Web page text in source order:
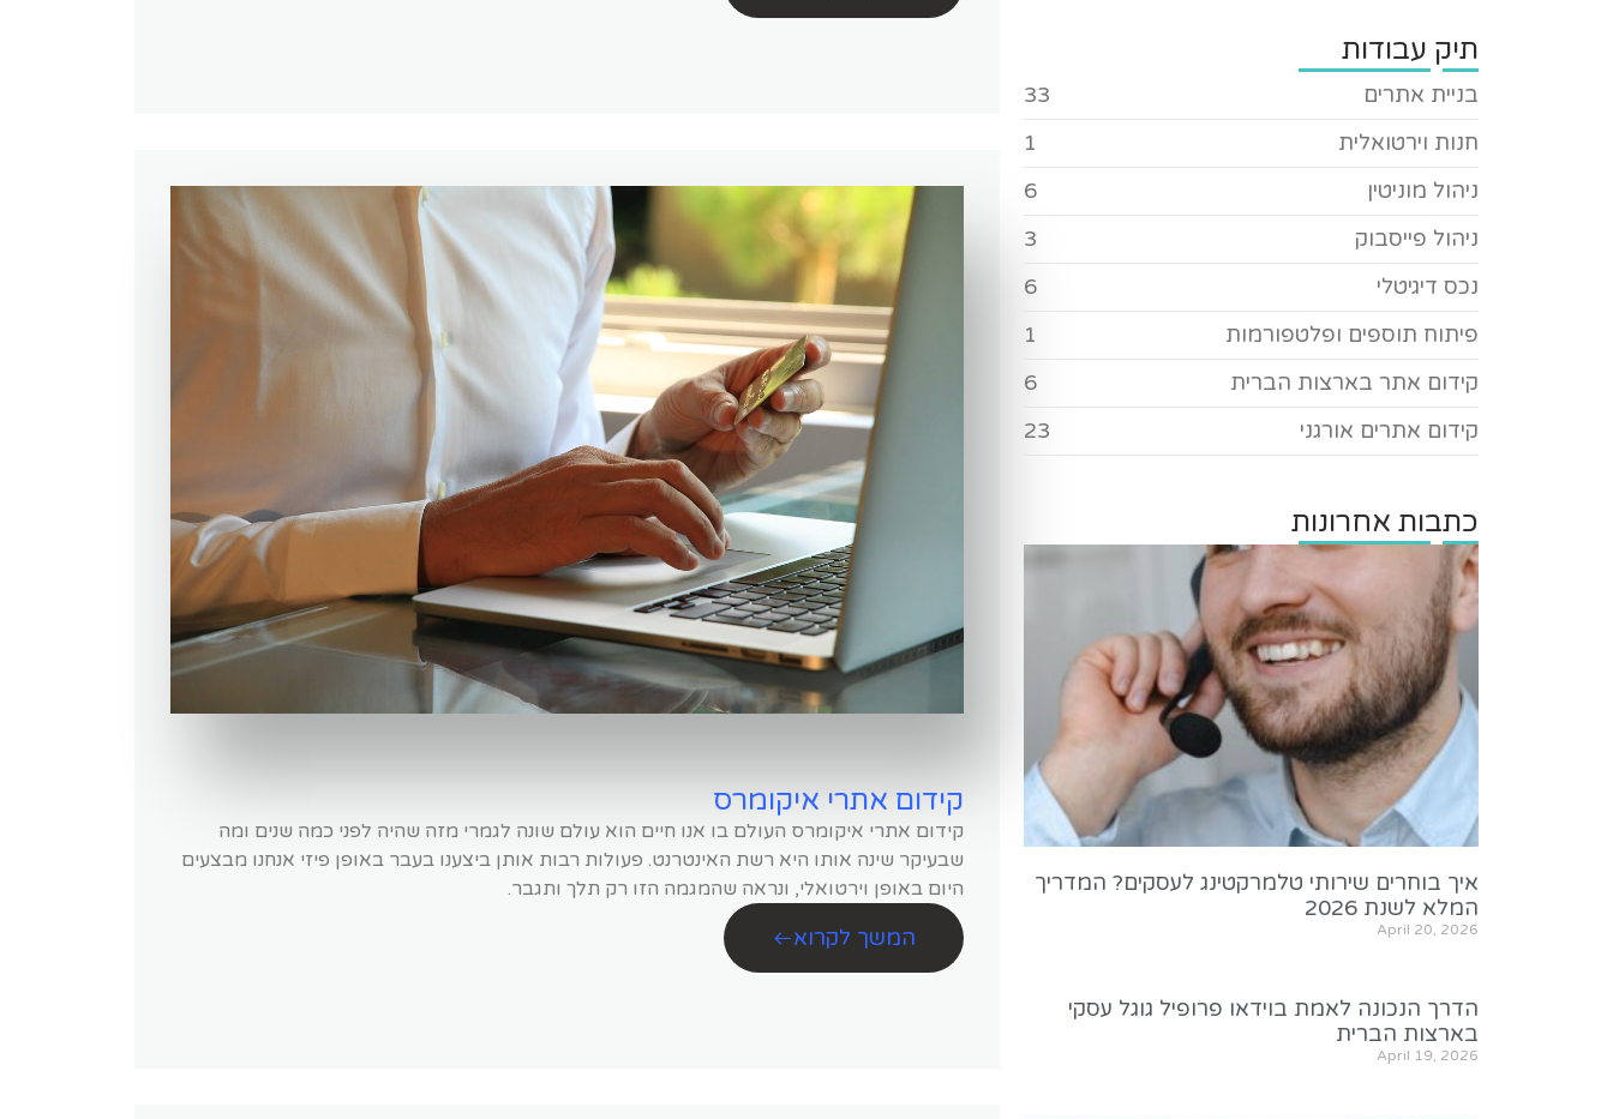
קידום אתרי איקומרס
קידום אתרי איקומרס העולם בו אנו חיים הוא עולם שונה לגמרי מזה שהיה לפני כמה שנים ומה
שבעיקר שינה אותו היא רשת האינטרנט. פעולות רבות אותן ביצענו בעבר באופן פיזי אנחנו מבצעים
היום באופן וירטואלי, ונראה שהמגמה הזו רק תלך ותגבר.
המשך לקרוא
תיק עבודות
בניית אתרים
33
חנות וירטואלית
1
ניהול מוניטין
6
ניהול פייסבוק
3
נכס דיגיטלי
6
פיתוח תוספים ופלטפורמות
1
קידום אתר בארצות הברית
6
קידום אתרים אורגני
23
כתבות אחרונות
איך בוחרים שירותי טלמרקטינג לעסקים? המדריך
המלא לשנת 2026
April 20, 2026
הדרך הנכונה לאמת בוידאו פרופיל גוגל עסקי
בארצות הברית
April 19, 2026